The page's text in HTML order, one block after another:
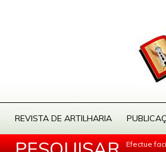
REVISTA DE ARTILHARIA
Efectue